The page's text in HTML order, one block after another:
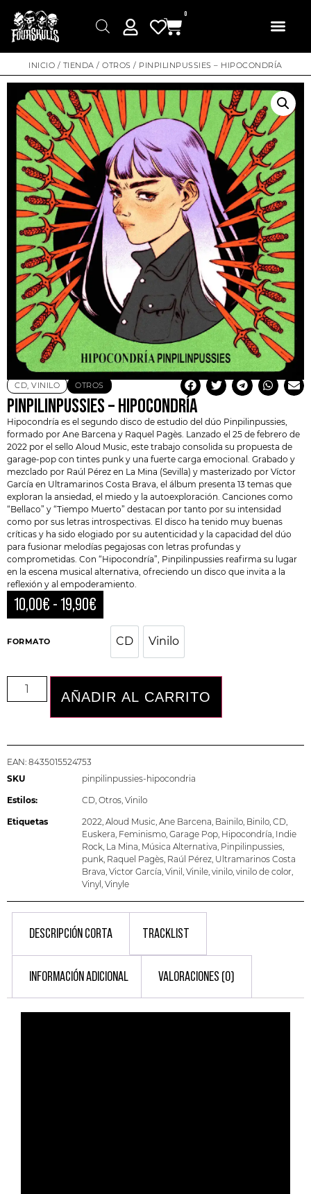
0
INICIO / TIENDA /OTROS / PINPILINPUSSIES – HIPOCONDRÍA
CD, VINILO OTROS
PINPILINPUSSIES – HIPOCONDRÍA
Hipocondría es el segundo disco de estudio del dúo Pinpilinpussies,
formado por Ane Barcena y Raquel Pagès. Lanzado el 25 de febrero de
2022 por el sello Aloud Music , este trabajo consolida su propuesta de
garage-pop con tintes punk y una fuerte carga emocional.​ Grabado y
mezclado por Raúl Pérez en La Mina (Sevilla) y masterizado por Víctor
García en Ultramarinos Costa Brava , el álbum presenta 13 temas que
exploran la ansiedad, el miedo y la autoexploración. Canciones como
“Bellaco” y “Tiempo Muerto” destacan por tanto por su intensidad
como por sus letras introspectivas. El disco ha tenido muy buenas
críticas y ha sido elogiado por su autenticidad y la capacidad del dúo
para fusionar melodías pegajosas con letras profundas y
comprometidas. Con “Hipocondría”, Pinpilinpussies reafirma su lugar
en la escena musical alternativa, ofreciendo un disco que invita a la
reflexión y al empoderamiento.​
10,00€ -19,90€
FORMATO CD Vinilo
AÑADIR AL CARRITO
EAN: 8435015524753
SKU
pinpilinpussies-hipocondria
Estilos: CD, Otros, Vinilo
Etiquetas 2022, Aloud Music, Ane Barcena, Bainilo, Binilo, CD,
Euskera, Feminismo, Garage Pop, Hipocondría, Indie
Rock, La Mina, Música Alternativa, Pinpilinpussies,
punk, Raquel Pagès, Raúl Pérez, Ultramarinos Costa
Brava, Victor García, Vinil , Vinile, vinilo, vinilo de color,
Vinyl, Vinyle
DESCRIPCIÓN CORTA TRACKLIST
INFORMACIÓN ADICIONAL VALORACIONES (0)